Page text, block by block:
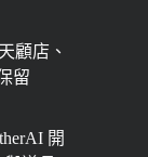
顧店、
留
開